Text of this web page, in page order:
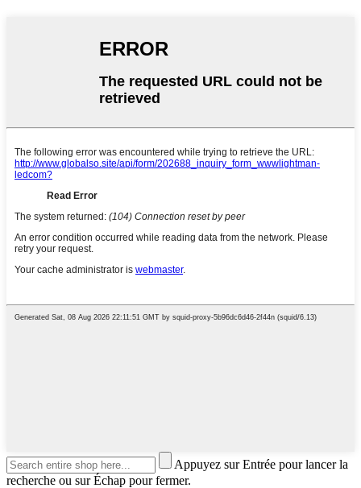
Appuyez sur Entrée pour lancer la
recherche ou sur Échap pour fermer.